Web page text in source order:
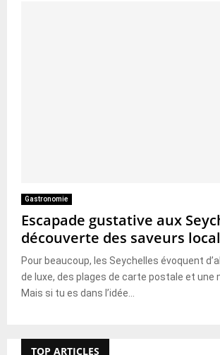
Gastronomie
Escapade gustative aux
découverte des saveurs
Pour beaucoup, les Seychelles évoquent
de luxe, des plages de carte postale et une
Mais si tu es dans l’idée...
TOP ARTICLES